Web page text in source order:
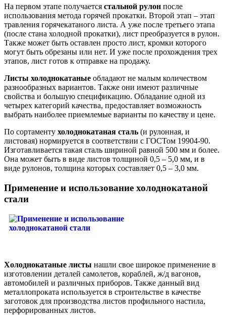
На первом этапе получается стальной рулон после
использования метода горячей прокатки. Второй этап – этап
травления горячекатаного листа. А уже после третьего этапа
(после стана холодной прокатки), лист преобразуется в рулон.
Также может быть оставлен просто лист, кромки которого
могут быть обрезаны или нет. И уже после прохождения трех
этапов, лист готов к отправке на продажу.
Листы холоднокатаные обладают не малым количеством
разнообразных вариантов. Также они имеют различные
свойства и большую спецификацию. Обладание одной из
четырех категорий качества, предоставляет возможность
выбрать наиболее приемлемые варианты по качеству и цене.
По сортаменту холоднокатаная сталь (и рулонная, и
листовая) нормируется в соответствии с ГОСТом 19904-90.
Изготавливается такая сталь шириной равной 500 мм и более.
Она может быть в виде листов толщиной 0,5 – 5,0 мм, и в
виде рулонов, толщина которых составляет 0,5 – 3,0 мм.
Применение и использование холоднокатаной
стали
Холоднокатаные листы нашли свое широкое применение в
изготовлении деталей самолетов, кораблей, ж/д вагонов,
автомобилей и различных приборов. Также данный вид
металлопроката используется в строительстве в качестве
заготовок для производства листов профильного настила,
перфорированных листов.